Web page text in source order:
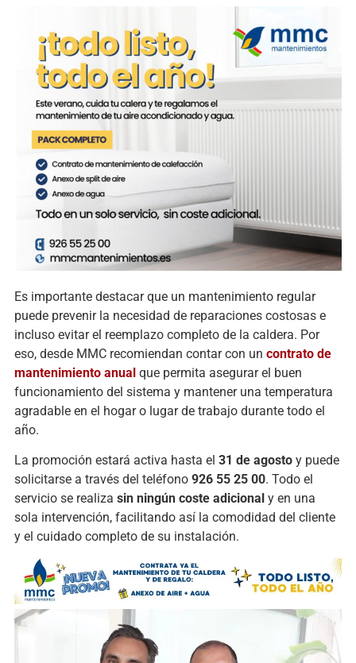
Es importante destacar que un mantenimiento regular
puede prevenir la necesidad de reparaciones costosas e
incluso evitar el reemplazo completo de la caldera. Por
eso, desde MMC recomiendan contar con un contrato de
mantenimiento anual que permita asegurar el buen
funcionamiento del sistema y mantener una temperatura
agradable en el hogar o lugar de trabajo durante todo el
año.
La promoción estará activa hasta el 31 de agostoy puede
solicitarse a través del teléfono 926 55 25 00. Todo el
servicio se realiza sin ningún coste adicional y en una
sola intervención, facilitando así la comodidad del cliente
y el cuidado completo de su instalación.